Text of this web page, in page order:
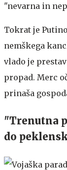
"nevarna in
Tokrat je
nemškega
vlado je
propad. Merc
prinaša
"Trenutna
do